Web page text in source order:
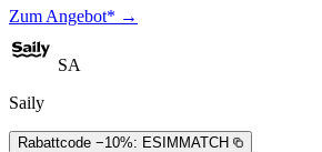
Zum Angebot* →
SA
Saily
Rabattcode −10%: ESIMMATCH